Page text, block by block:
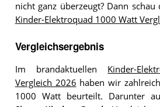
nicht ganz überzeugt? Dann
Kinder-Elektroquad 1000 Watt
Vergleichsergebnis
Im brandaktuellen Kinder-
Vergleich 2026 haben wir
1000 Watt beurteilt. Darunter